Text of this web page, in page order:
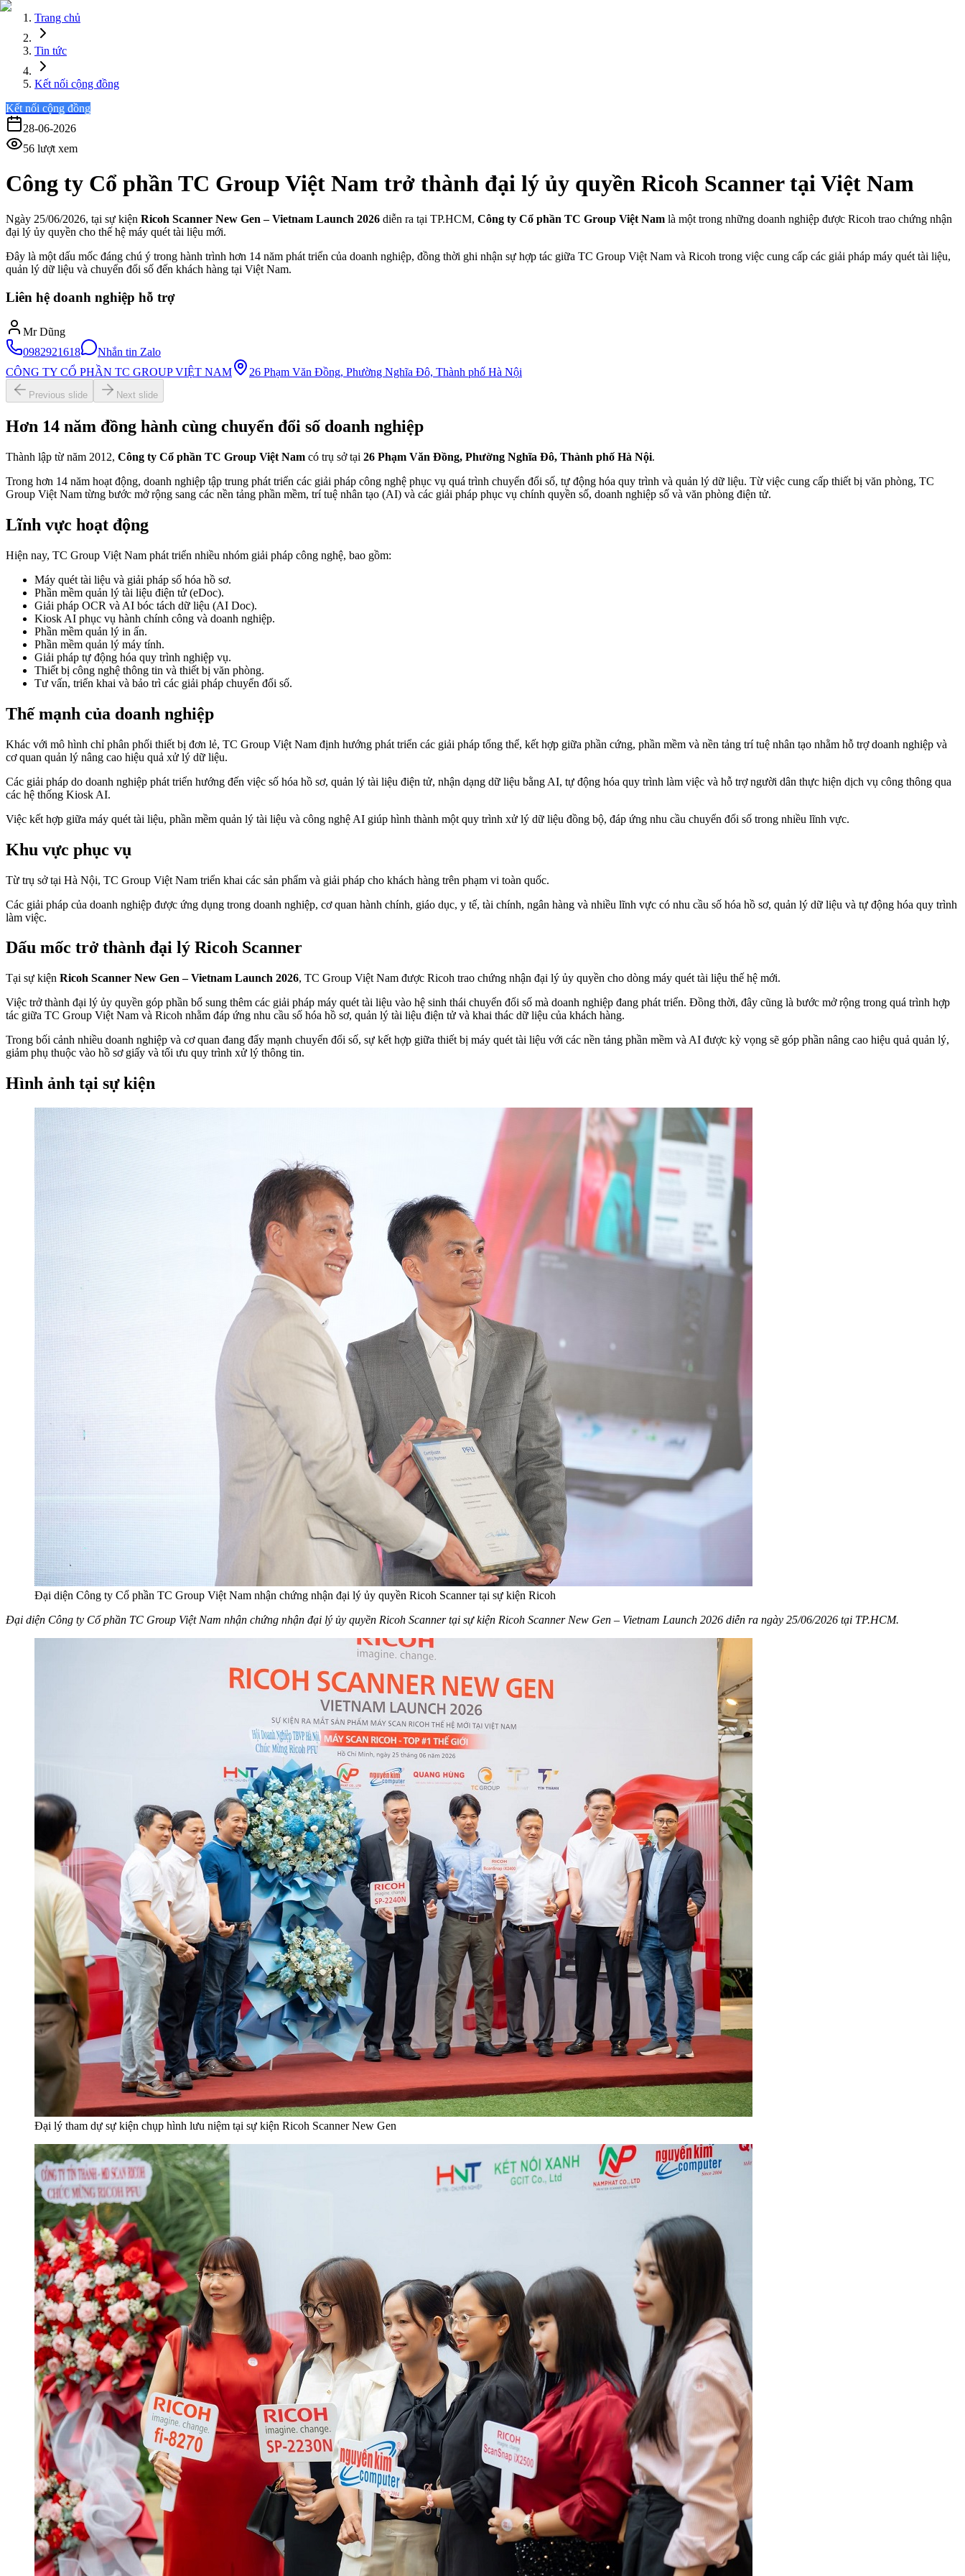
Trang chủ
Tin tức
Kết nối cộng đồng
Kết nối cộng đồng
28-06-2026
56 lượt xem
Công ty Cổ phần TC Group Việt Nam trở thành đại lý ủy quyền Ricoh Scanner tại Việt Nam
Ngày 25/06/2026, tại sự kiện Ricoh Scanner New Gen – Vietnam Launch 2026 diễn ra tại TP.HCM, Công ty Cổ phần TC Group Việt Nam là một trong những doanh nghiệp được Ricoh trao chứng nhận
đại lý ủy quyền cho thế hệ máy quét tài liệu mới.
Đây là một dấu mốc đáng chú ý trong hành trình hơn 14 năm phát triển của doanh nghiệp, đồng thời ghi nhận sự hợp tác giữa TC Group Việt Nam và Ricoh trong việc cung cấp các giải pháp máy quét tài liệu,
quản lý dữ liệu và chuyển đổi số đến khách hàng tại Việt Nam.
Liên hệ doanh nghiệp hỗ trợ
Mr Dũng
0982921618
Nhắn tin Zalo
CÔNG TY CỔ PHẦN TC GROUP VIỆT NAM
26 Phạm Văn Đồng, Phường Nghĩa Đô, Thành phố Hà Nội
Previous slide Next slide
Hơn 14 năm đồng hành cùng chuyển đổi số doanh nghiệp
Thành lập từ năm 2012, Công ty Cổ phần TC Group Việt Nam có trụ sở tại 26 Phạm Văn Đồng, Phường Nghĩa Đô, Thành phố Hà Nội.
Trong hơn 14 năm hoạt động, doanh nghiệp tập trung phát triển các giải pháp công nghệ phục vụ quá trình chuyển đổi số, tự động hóa quy trình và quản lý dữ liệu. Từ việc cung cấp thiết bị văn phòng, TC
Group Việt Nam từng bước mở rộng sang các nền tảng phần mềm, trí tuệ nhân tạo (AI) và các giải pháp phục vụ chính quyền số, doanh nghiệp số và văn phòng điện tử.
Lĩnh vực hoạt động
Hiện nay, TC Group Việt Nam phát triển nhiều nhóm giải pháp công nghệ, bao gồm:
Máy quét tài liệu và giải pháp số hóa hồ sơ.
Phần mềm quản lý tài liệu điện tử (eDoc).
Giải pháp OCR và AI bóc tách dữ liệu (AI Doc).
Kiosk AI phục vụ hành chính công và doanh nghiệp.
Phần mềm quản lý in ấn.
Phần mềm quản lý máy tính.
Giải pháp tự động hóa quy trình nghiệp vụ.
Thiết bị công nghệ thông tin và thiết bị văn phòng.
Tư vấn, triển khai và bảo trì các giải pháp chuyển đổi số.
Thế mạnh của doanh nghiệp
Khác với mô hình chỉ phân phối thiết bị đơn lẻ, TC Group Việt Nam định hướng phát triển các giải pháp tổng thể, kết hợp giữa phần cứng, phần mềm và nền tảng trí tuệ nhân tạo nhằm hỗ trợ doanh nghiệp và
cơ quan quản lý nâng cao hiệu quả xử lý dữ liệu.
Các giải pháp do doanh nghiệp phát triển hướng đến việc số hóa hồ sơ, quản lý tài liệu điện tử, nhận dạng dữ liệu bằng AI, tự động hóa quy trình làm việc và hỗ trợ người dân thực hiện dịch vụ công thông qua
các hệ thống Kiosk AI.
Việc kết hợp giữa máy quét tài liệu, phần mềm quản lý tài liệu và công nghệ AI giúp hình thành một quy trình xử lý dữ liệu đồng bộ, đáp ứng nhu cầu chuyển đổi số trong nhiều lĩnh vực.
Khu vực phục vụ
Từ trụ sở tại Hà Nội, TC Group Việt Nam triển khai các sản phẩm và giải pháp cho khách hàng trên phạm vi toàn quốc.
Các giải pháp của doanh nghiệp được ứng dụng trong doanh nghiệp, cơ quan hành chính, giáo dục, y tế, tài chính, ngân hàng và nhiều lĩnh vực có nhu cầu số hóa hồ sơ, quản lý dữ liệu và tự động hóa quy trình
làm việc.
Dấu mốc trở thành đại lý Ricoh Scanner
Tại sự kiện Ricoh Scanner New Gen – Vietnam Launch 2026, TC Group Việt Nam được Ricoh trao chứng nhận đại lý ủy quyền cho dòng máy quét tài liệu thế hệ mới.
Việc trở thành đại lý ủy quyền góp phần bổ sung thêm các giải pháp máy quét tài liệu vào hệ sinh thái chuyển đổi số mà doanh nghiệp đang phát triển. Đồng thời, đây cũng là bước mở rộng trong quá trình hợp
tác giữa TC Group Việt Nam và Ricoh nhằm đáp ứng nhu cầu số hóa hồ sơ, quản lý tài liệu điện tử và khai thác dữ liệu của khách hàng.
Trong bối cảnh nhiều doanh nghiệp và cơ quan đang đẩy mạnh chuyển đổi số, sự kết hợp giữa thiết bị máy quét tài liệu với các nền tảng phần mềm và AI được kỳ vọng sẽ góp phần nâng cao hiệu quả quản lý,
giảm phụ thuộc vào hồ sơ giấy và tối ưu quy trình xử lý thông tin.
Hình ảnh tại sự kiện
Đại diện Công ty Cổ phần TC Group Việt Nam nhận chứng nhận đại lý ủy quyền Ricoh Scanner tại sự kiện Ricoh
Đại diện Công ty Cổ phần TC Group Việt Nam nhận chứng nhận đại lý ủy quyền Ricoh Scanner tại sự kiện Ricoh Scanner New Gen – Vietnam Launch 2026 diễn ra ngày 25/06/2026 tại TP.HCM.
Đại lý tham dự sự kiện chụp hình lưu niệm tại sự kiện Ricoh Scanner New Gen